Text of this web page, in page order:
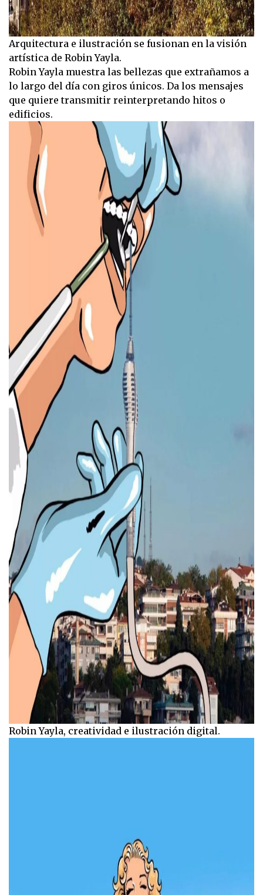
Arquitectura e ilustración se fusionan en la visión
artística de Robin Yayla.
Robin Yayla muestra las bellezas que extrañamos a
lo largo del día con giros únicos. Da los mensajes
que quiere transmitir reinterpretando hitos o
edificios.
Robin Yayla, creatividad e ilustración digital.